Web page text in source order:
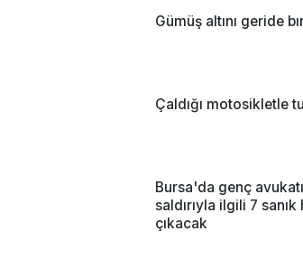
Gümüş altını geride
Çaldığı motosikletle
Bursa'da genç
saldırıyla ilgili 7 sanık
çıkacak